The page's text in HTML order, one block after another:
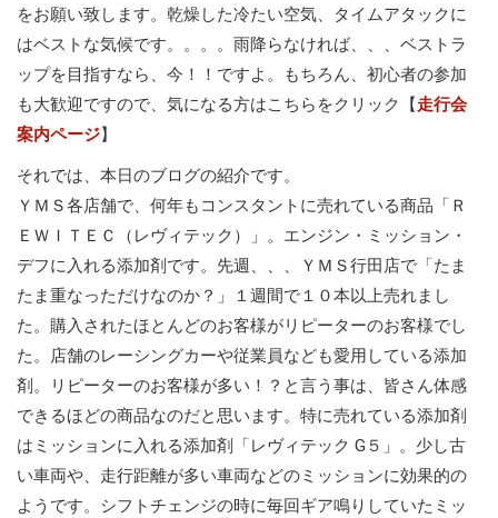
をお願い致します。乾燥した冷たい空気、タイムアタックに
はベストな気候です。。。。雨降らなければ、、、ベストラ
ップを目指すなら、今！！ですよ。もちろん、初心者の参加
も大歓迎ですので、気になる方はこちらをクリック【走行会
案内ページ】
それでは、本日のブログの紹介です。
ＹＭＳ各店舗で、何年もコンスタントに売れている商品「Ｒ
ＥＷＩＴＥＣ（レヴィテック）」。エンジン・ミッション・
デフに入れる添加剤です。先週、、、ＹＭＳ行田店で「たま
たま重なっただけなのか？」１週間で１０本以上売れまし
た。購入されたほとんどのお客様がリピーターのお客様でし
た。店舗のレーシングカーや従業員なども愛用している添加
剤。リピーターのお客様が多い！？と言う事は、皆さん体感
できるほどの商品なのだと思います。特に売れている添加剤
はミッションに入れる添加剤「レヴィテック G５」。少し古
い車両や、走行距離が多い車両などのミッションに効果的の
ようです。シフトチェンジの時に毎回ギア鳴りしていたミッ